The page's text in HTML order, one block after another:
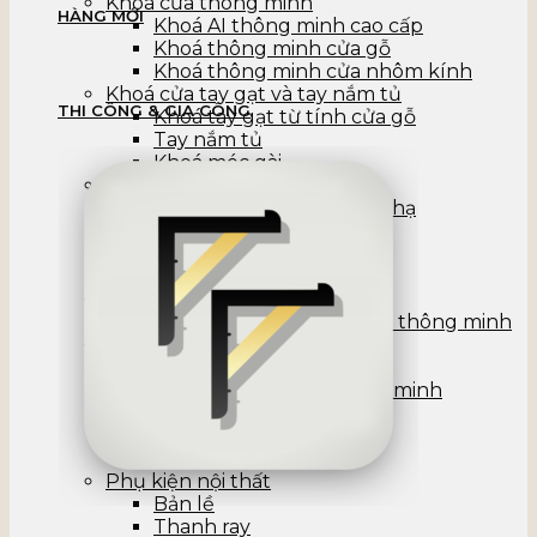
Khoá AI thông minh cao cấp
Khoá thông minh cửa gỗ
Khoá thông minh cửa nhôm kính
Khoá cửa tay gạt và tay nắm tủ
Khoá tay gạt từ tính cửa gỗ
Tay nắm tủ
Khoá móc gài
Kệ chén & kệ gia vị nâng hạ
Bồn rửa chén
Vòi rửa chén
Khay & Kệ đựng đồ
Nội thất phòng ngủ
Giường nâng hạ gấp gọn thông minh
Nội thất nhà tắm
Bồn cầu cảm ứng thông minh
Bộ tủ gương Lavabo
Vòi nước
Phụ kiện nội thất
Bản lề
Thanh ray
HÀNG MỚI
THI CÔNG & GIA CÔNG